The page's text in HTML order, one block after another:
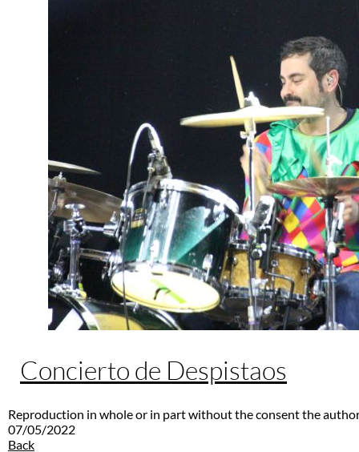
Concierto de Despistaos
Reproduction in whole or in part without the consent the
07/05/2022
Back